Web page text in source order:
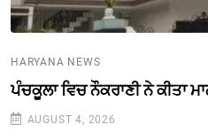
HARYANA NEWS
ਪੰਚਕੂਲਾ ਵਿਚ ਨੌਕਰਾਣੀ ਨੇ ਕੀਤਾ
AUGUST 4, 2026